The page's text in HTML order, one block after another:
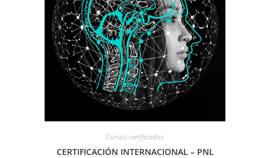
Cursos certificados
CERTIFICACIÓN INTERNACIONAL – PNL